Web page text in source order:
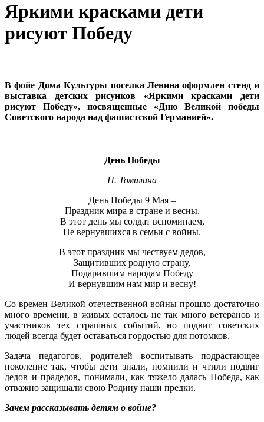
Яркими красками дети
рисуют Победу
В фойе Дома Культуры поселка Ленина оформлен стенд и
выставка детских рисунков «Яркими красками дети
рисуют Победу», посвященные «Дню Великой победы
Советского народа над фашистской Германией».
День Победы
Н. Томилина
День Победы 9 Мая –
Праздник мира в стране и весны.
В этот день мы солдат вспоминаем,
Не вернувшихся в семьи с войны.
В этот праздник мы чествуем дедов,
Защитивших родную страну,
Подарившим народам Победу
И вернувшим нам мир и весну!
Со времен Великой отечественной войны прошло достаточно
много времени, в живых осталось не так много ветеранов и
участников тех страшных событий, но подвиг советских
людей всегда будет оставаться гордостью для потомков.
Задача педагогов, родителей воспитывать подрастающее
поколение так, чтобы дети знали, помнили и чтили подвиг
дедов и прадедов, понимали, как тяжело далась Победа, как
отважно защищали свою Родину наши предки.
Зачем рассказывать детям о войне?